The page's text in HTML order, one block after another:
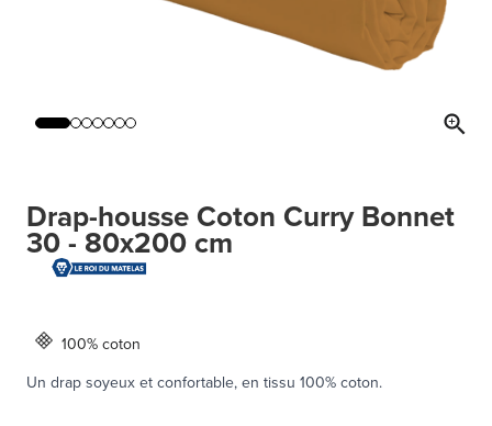
Drap-housse Coton Curry Bonnet
30 - 80x200 cm
100% coton
Un drap soyeux et confortable, en tissu 100% coton.